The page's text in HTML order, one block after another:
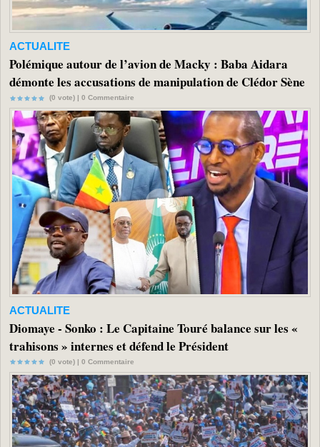
ACTUALITE
Polémique autour de l’avion de Macky : Baba Aidara
démonte les accusations de manipulation de Clédor Sène
(0 vote) | 0 Commentaire
ACTUALITE
Diomaye - Sonko : Le Capitaine Touré balance sur les «
trahisons » internes et défend le Président
(0 vote) | 0 Commentaire